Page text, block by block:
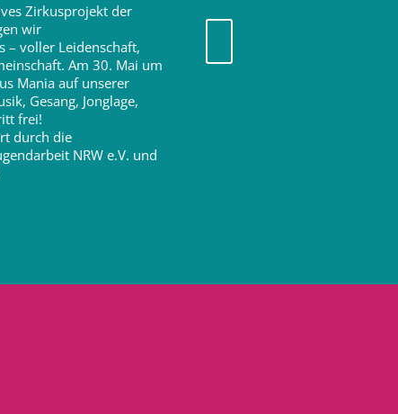
Zirkusprojekt der
wir
– voller Leidenschaft,
Am 30. Mai um
Mania auf unserer
Gesang, Jonglage,
frei!
durch die
NRW e.V. und